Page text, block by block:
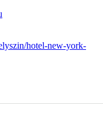
hotel-new-york-